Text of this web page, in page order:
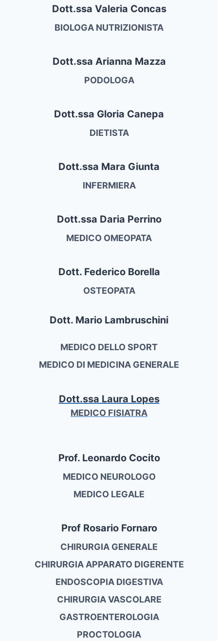
Dott.ssa Valeria Concas
BIOLOGA NUTRIZIONISTA
Dott.ssa Arianna Mazza
PODOLOGA
Dott.ssa Gloria Canepa
DIETISTA
Dott.ssa Mara Giunta
INFERMIERA
Dott.ssa Daria Perrino
MEDICO OMEOPATA
Dott. Federico Borella
OSTEOPATA
Dott. Mario Lambruschini
MEDICO DELLO SPORT
MEDICO DI MEDICINA GENERALE
Dott.ssa Laura Lopes
MEDICO FISIATRA
Prof. Leonardo Cocito
MEDICO NEUROLOGO
MEDICO LEGALE
Prof Rosario Fornaro
CHIRURGIA GENERALE
CHIRURGIA APPARATO DIGERENTE
ENDOSCOPIA DIGESTIVA
CHIRURGIA VASCOLARE
GASTROENTEROLOGIA
PROCTOLOGIA